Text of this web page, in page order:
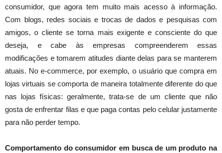
consumidor, que agora tem muito mais acesso à informação.
Com blogs, redes sociais e trocas de dados e pesquisas com
amigos, o cliente se torna mais exigente e consciente do que
deseja, e cabe às empresas compreenderem essas
modificações e tomarem atitudes diante delas para se manterem
atuais. No e-commerce, por exemplo, o usuário que compra em
lojas virtuais se comporta de maneira totalmente diferente do que
nas lojas físicas: geralmente, trata-se de um cliente que não
gosta de enfrentar filas e que paga contas pelo celular justamente
para não perder tempo.
Comportamento do consumidor em busca de um produto na